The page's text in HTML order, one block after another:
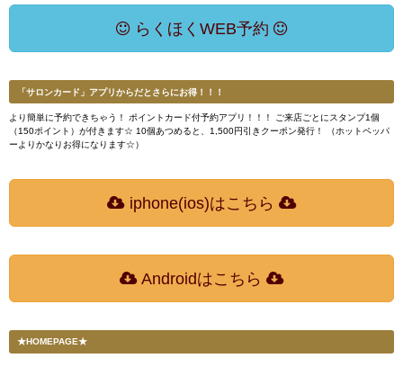
らくほくWEB予約
「サロンカード」アプリからだとさらにお得！！！
より簡単に予約できちゃう！ ポイントカード付予約アプリ！！！ ご来店ごとにスタンプ1個
（150ポイント）が付きます☆ 10個あつめると、1,500円引きクーポン発行！ （ホットペッパ
ーよりかなりお得になります☆）
iphone(ios)はこちら
Androidはこちら
★HOMEPAGE★